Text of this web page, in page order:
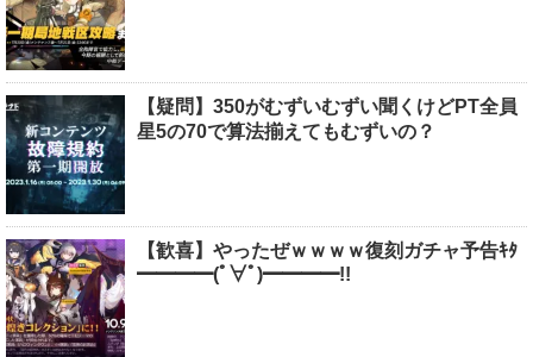
【疑問】350がむずいむずい聞くけどPT全員
星5の70で算法揃えてもむずいの？
【歓喜】やったぜｗｗｗｗ復刻ガチャ予告ｷﾀ
━━━━(ﾟ∀ﾟ)━━━━!!